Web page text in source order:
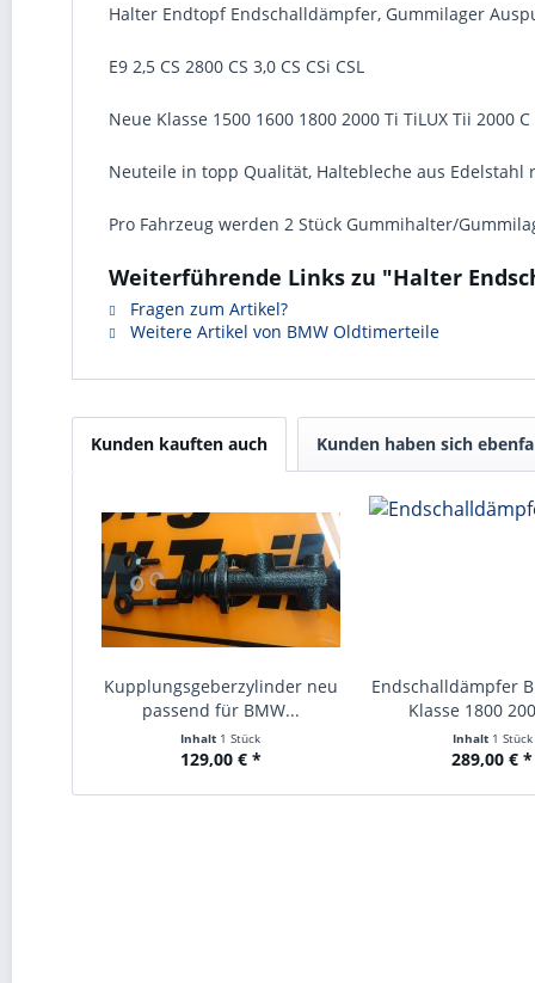
Halter Endtopf Endschalldämpfer, Gummilager
E9 2,5 CS 2800 CS 3,0 CS CSi CSL
Neue Klasse 1500 1600 1800 2000 Ti TiLUX Tii 2000 C
Neuteile in topp Qualität, Haltebleche aus Edelstahl
Pro Fahrzeug werden 2 Stück Gummihalter/
Weiterführende Links zu "Halter
Fragen zum Artikel?
Weitere Artikel von BMW Oldtimerteile
Kunden kauften auch Kunden haben sich
Kupplungsgeberzylinder neu
passend für BMW...
Inhalt 1 Stück
129,00 € *
Endschalldämpfer
Klasse 1800
Inhalt 1 Stück
289,00 € *